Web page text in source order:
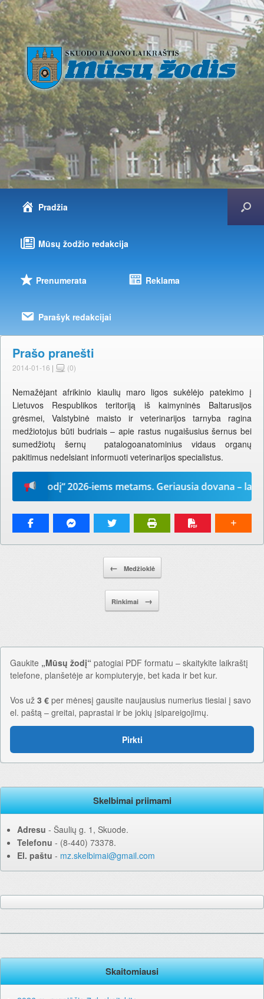
Pradžia
Mūsų žodžio redakcija
Prenumerata Reklama
Parašyk redakcijai
Prašo pranešti
2014-01-16 | (0)
Nemažėjant afrikinio kiaulių maro ligos sukėlėjo patekimo į
Lietuvos Respublikos teritoriją iš kaimyninės Baltarusijos
grėsmei, Valstybinė maisto ir veterinarijos tarnyba ragina
medžiotojus būti budriais – apie rastus nugaišusius šernus bei
sumedžiotų šernų patalogoanatominius vidaus organų
pakitimus nedelsiant informuoti veterinarijos specialistus.
žodį“ 2026-iems metams. Geriausia dovana –
← Medžioklė
Rinkimai →
Gaukite „Mūsų žodį“ patogiai PDF formatu – skaitykite laikraštį
telefone, planšetėje ar kompiuteryje, bet kada ir bet kur.
Vos už 3 € per mėnesį gausite naujausius numerius tiesiai į savo
el. paštą – greitai, paprastai ir be jokių įsipareigojimų.
Pirkti
Skelbimai priimami
Adresu ‐ Šaulių g. 1, Skuode.
Telefonu ‐ (8-440) 73378.
El. paštu ‐ mz.skelbimai@gmail.com
Skaitomiausi